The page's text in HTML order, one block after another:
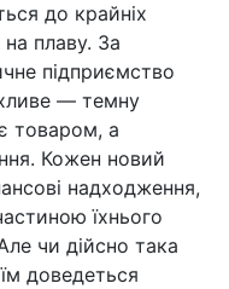
до крайніх
плаву. За
підприємство
— темну
товаром, а
Кожен новий
надходження,
їхнього
чи дійсно така
доведеться